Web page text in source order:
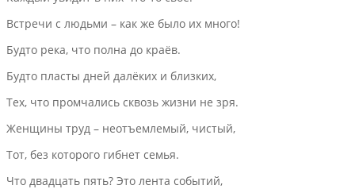
Встречи с людьми – как же было их много!
Будто река, что полна до краёв.
Будто пласты дней далёких и близких,
Тех, что промчались сквозь жизни не зря.
Женщины труд – неотъемлемый, чистый,
Тот, без которого гибнет семья.
Что двадцать пять? Это лента событий,